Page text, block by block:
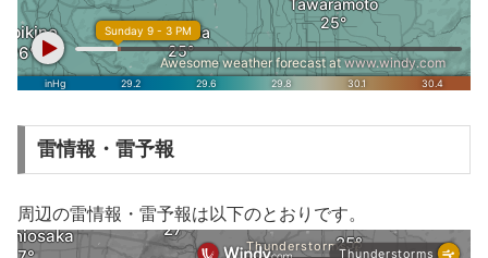
雷情報・雷予報
周辺の雷情報・雷予報は以下のとおりです。